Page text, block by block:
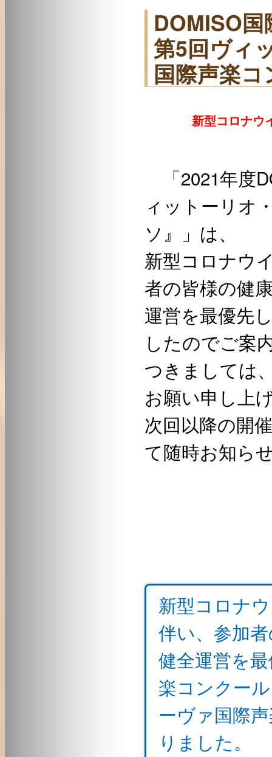
DOMISO
第5回ヴィ
国際声楽
新型コロナウ
「2021年度
ィットーリオ
ソ』」は、
新型コロナウ
者の皆様の健
運営を最優先
したのでご案
つきましては
お願い申し上
次回以降の開
て随時お知ら
新型コロナ
伴い、参加
健全運営を
楽コンクー
ーヴァ国際
りました。